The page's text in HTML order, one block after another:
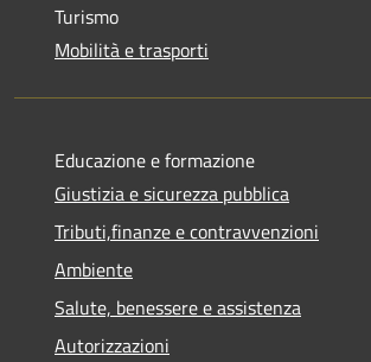
Turismo
Mobilità e trasporti
Educazione e formazione
Giustizia e sicurezza pubblica
Tributi,finanze e contravvenzioni
Ambiente
Salute, benessere e assistenza
Autorizzazioni